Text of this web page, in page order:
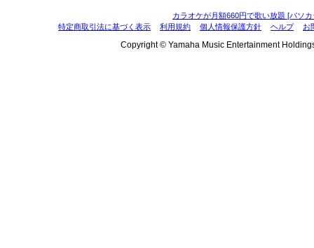
カラオケが月額660円で歌い放題 [パソ
特定商取引法に基づく表示
利用規約 個人情報保護方針 ヘルプ お
Copyright © Yamaha Music Entertainment